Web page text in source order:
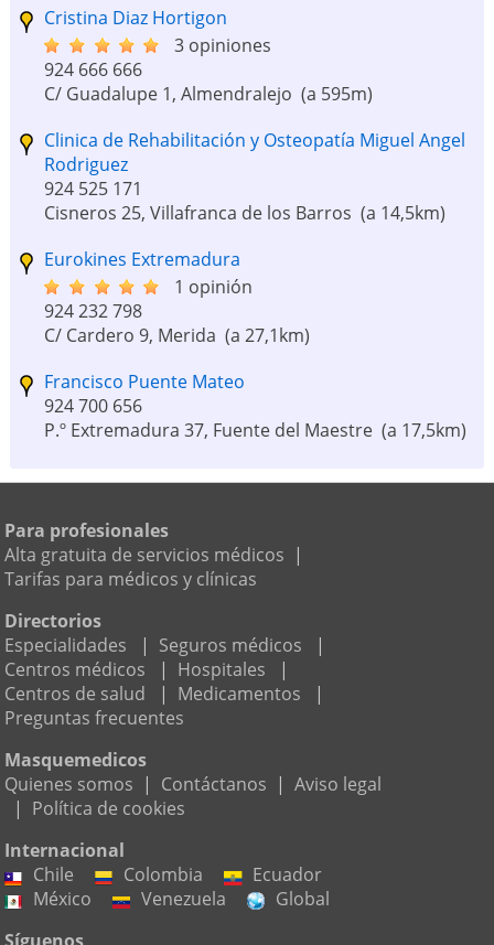
Cristina Diaz Hortigon
3 opiniones
924 666 666
C/ Guadalupe 1, Almendralejo (a 595m)
Clinica de Rehabilitación y Osteopatía Miguel Angel
Rodriguez
924 525 171
Cisneros 25, Villafranca de los Barros (a 14,5km)
Eurokines Extremadura
1 opinión
924 232 798
C/ Cardero 9, Merida (a 27,1km)
Francisco Puente Mateo
924 700 656
P.º Extremadura 37, Fuente del Maestre(a 17,5km)
Calle Hoy Diario de Extremadura 10, Mérida
27,5km)
Neasalud.clinica de Fisioterapia
924 366 998
C/ Juan Andrés Valor 6, La Zarza
(a 22,1km)
Art&Salud
Ciudad Deportiva de Mérida, Merida
924 311 216
C/ Reina Sofia 34 Bloque 2, Merida
Para profesionales
Alta gratuita de servicios médicos |
Tarifas para médicos y clínicas
Directorios
Especialidades
| Seguros médicos
|
Centros médicos
| Hospitales
|
Centros de salud
| Medicamentos
|
Preguntas frecuentes
Masquemedicos
Quienes somos | Contáctanos | Aviso legal
| Política de cookies
Internacional
Chile
Colombia
Ecuador
México
Venezuela
Global